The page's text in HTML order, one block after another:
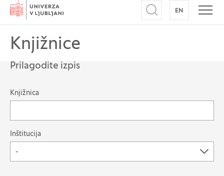
Domov
Odpri iskalnik
EN NA
Knjižnice
Prilagodite izpis
Možnost filtriranja zapisov
Knjižnica
Inštitucija
-